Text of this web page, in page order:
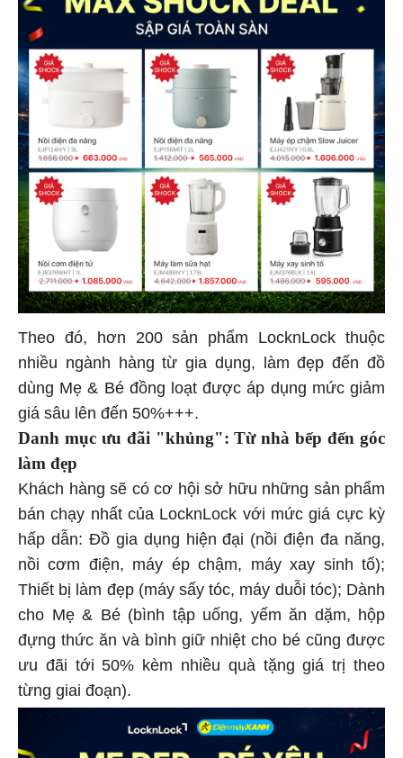
Theo đó, hơn 200 sản phẩm LocknLock thuộc
nhiều ngành hàng từ gia dụng, làm đẹp đến đồ
dùng Mẹ & Bé đồng loạt được áp dụng mức giảm
giá sâu lên đến 50%+++.
Danh mục ưu đãi "khủng": Từ nhà bếp đến góc
làm đẹp
Khách hàng sẽ có cơ hội sở hữu những sản phẩm
bán chạy nhất của LocknLock với mức giá cực kỳ
hấp dẫn: Đồ gia dụng hiện đại (nồi điện đa năng,
nồi cơm điện, máy ép chậm, máy xay sinh tố);
Thiết bị làm đẹp (máy sấy tóc, máy duỗi tóc); Dành
cho Mẹ & Bé (bình tập uống, yếm ăn dặm, hộp
đựng thức ăn và bình giữ nhiệt cho bé cũng được
ưu đãi tới 50% kèm nhiều quà tặng giá trị theo
từng giai đoạn).